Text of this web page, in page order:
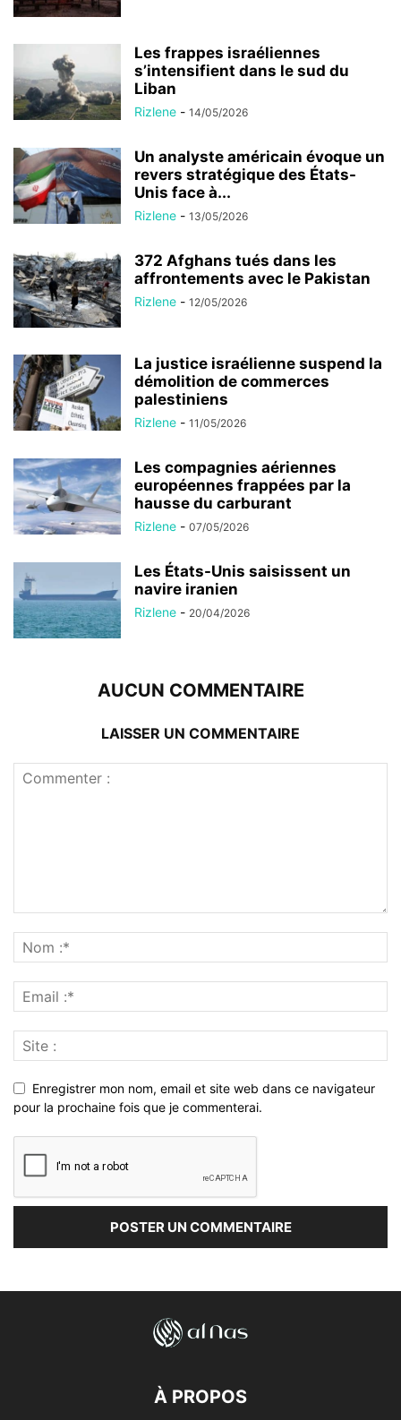
Les frappes israéliennes
s’intensifient dans le sud du
Liban
Rizlene - 14/05/2026
Un analyste américain évoque un
revers stratégique des États-
Unis face à...
Rizlene - 13/05/2026
372 Afghans tués dans les
affrontements avec le Pakistan
Rizlene - 12/05/2026
La justice israélienne suspend la
démolition de commerces
palestiniens
Rizlene - 11/05/2026
Les compagnies aériennes
européennes frappées par la
hausse du carburant
Rizlene - 07/05/2026
Les États-Unis saisissent un
navire iranien
Rizlene - 20/04/2026
AUCUN COMMENTAIRE
LAISSER UN COMMENTAIRE
Enregistrer mon nom, email et site web dans ce navigateur
pour la prochaine fois que je commenterai.
À PROPOS